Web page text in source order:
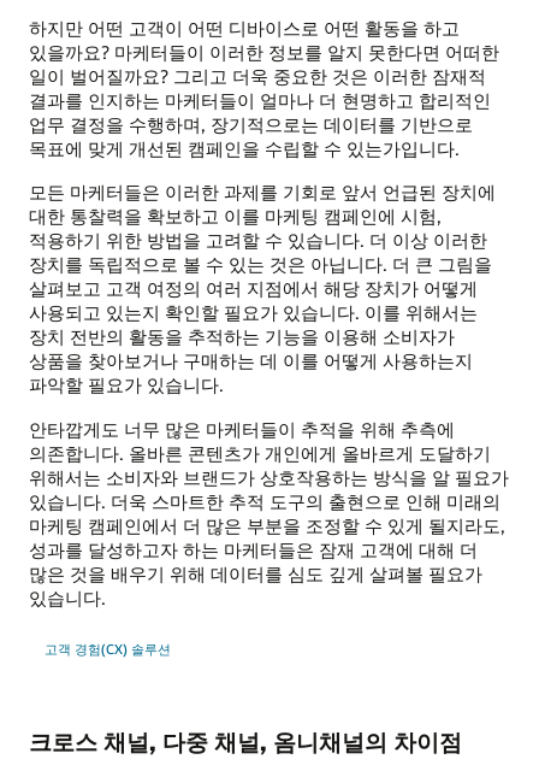
하지만 어떤 고객이 어떤 디바이스로 어떤 활동을 하고
있을까요? 마케터들이 이러한 정보를 알지 못한다면 어떠한
일이 벌어질까요? 그리고 더욱 중요한 것은 이러한 잠재적
결과를 인지하는 마케터들이 얼마나 더 현명하고 합리적인
업무 결정을 수행하며, 장기적으로는 데이터를 기반으로
목표에 맞게 개선된 캠페인을 수립할 수 있는가입니다.
모든 마케터들은 이러한 과제를 기회로 앞서 언급된 장치에
대한 통찰력을 확보하고 이를 마케팅 캠페인에 시험,
적용하기 위한 방법을 고려할 수 있습니다. 더 이상 이러한
장치를 독립적으로 볼 수 있는 것은 아닙니다. 더 큰 그림을
살펴보고 고객 여정의 여러 지점에서 해당 장치가 어떻게
사용되고 있는지 확인할 필요가 있습니다. 이를 위해서는
장치 전반의 활동을 추적하는 기능을 이용해 소비자가
상품을 찾아보거나 구매하는 데 이를 어떻게 사용하는지
파악할 필요가 있습니다.
안타깝게도 너무 많은 마케터들이 추적을 위해 추측에
의존합니다. 올바른 콘텐츠가 개인에게 올바르게 도달하기
위해서는 소비자와 브랜드가 상호작용하는 방식을 알 필요가
있습니다. 더욱 스마트한 추적 도구의 출현으로 인해 미래의
마케팅 캠페인에서 더 많은 부분을 조정할 수 있게 될지라도,
성과를 달성하고자 하는 마케터들은 잠재 고객에 대해 더
많은 것을 배우기 위해 데이터를 심도 깊게 살펴볼 필요가
있습니다.
고객 경험(CX) 솔루션
크로스 채널, 다중 채널, 옴니채널의 차이점